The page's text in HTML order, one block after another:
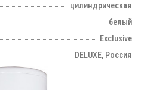
цилиндрическая
белый
Exclusive
DELUXE, Россия